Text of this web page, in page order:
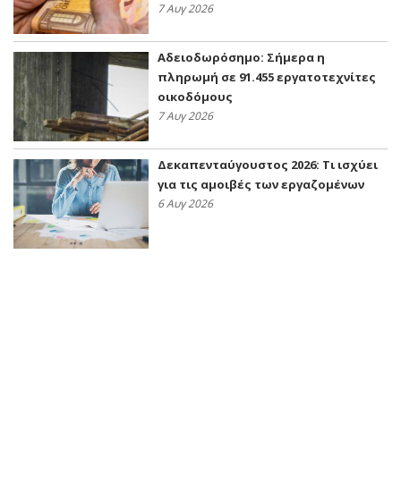
7 Αυγ 2026
Αδειοδωρόσημο: Σήμερα η
πληρωμή σε 91.455 εργατοτεχνίτες
οικοδόμους
7 Αυγ 2026
Δεκαπενταύγουστος 2026: Τι ισχύει
για τις αμοιβές των εργαζομένων
6 Αυγ 2026